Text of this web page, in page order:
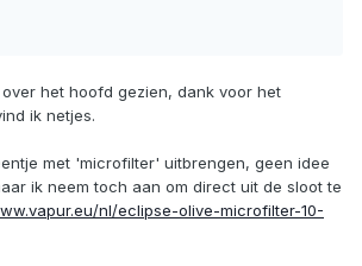
het hoofd gezien, dank voor het
ik netjes.
met 'microfilter' uitbrengen, geen idee
ik neem toch aan om direct uit de sloot te
nl/eclipse-olive-microfilter-10-